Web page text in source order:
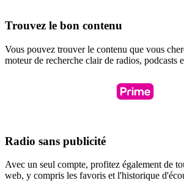
Trouvez le bon contenu
Vous pouvez trouver le contenu que vous
moteur de recherche clair de radios, podcasts
Radio sans publicité
Avec un seul compte, profitez également de
web, y compris les favoris et l'historique